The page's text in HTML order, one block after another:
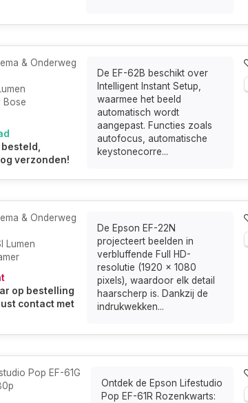
& Onderweg
Bose
verzonden!
De EF-62B beschikt over
Intelligent Instant Setup,
waarmee het beeld
automatisch wordt
aangepast. Functies zoals
autofocus, automatische
keystonecorre...
& Onderweg
Lumen
op bestelling
contact met
De Epson EF-22N
projecteert beelden in
verbluffende Full HD-
resolutie (1920 x 1080
pixels), waardoor elk detail
haarscherp is. Dankzij de
indrukwekken...
Pop EF-61G
Ontdek de Epson Lifestudio
Pop EF-61R Rozenkwarts: